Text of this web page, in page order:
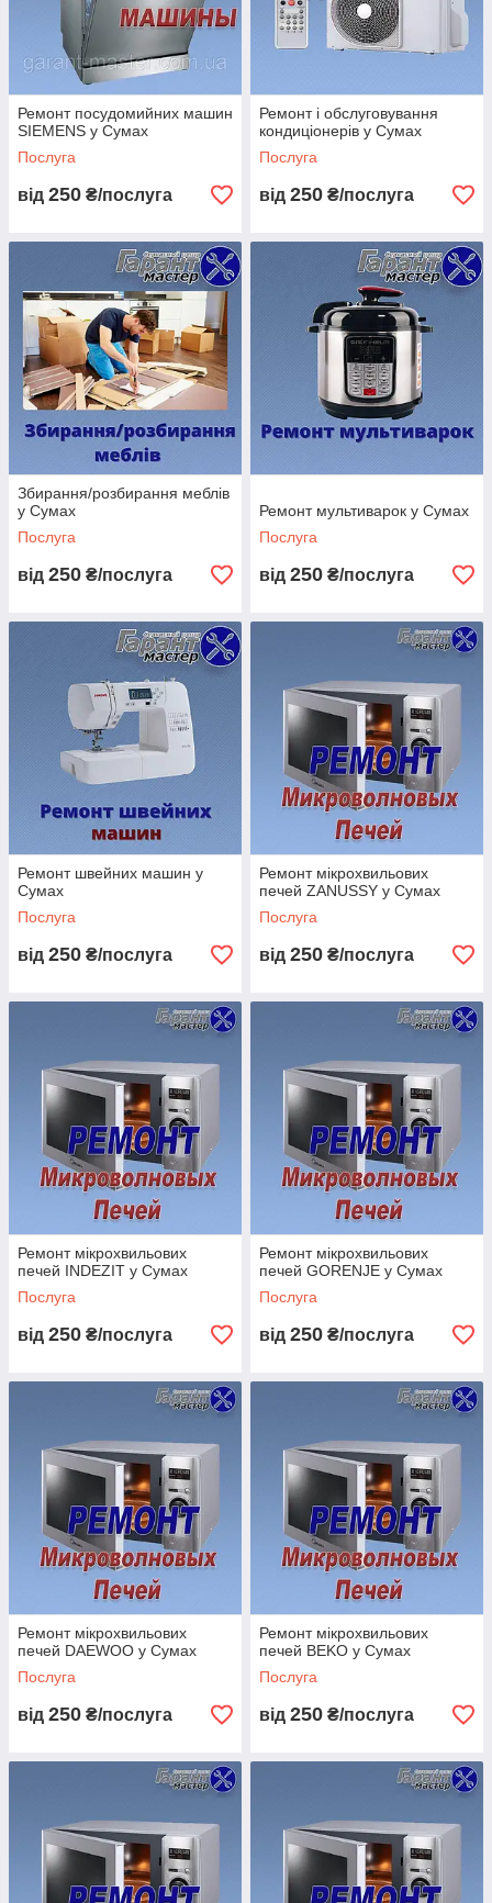
Ремонт посудомийних машин
SIEMENS у Сумах
Послуга
від 250 ₴/послуга
Ремонт і обслуговування
кондиціонерів у Сумах
Послуга
від 250 ₴/послуга
Збирання/розбирання меблів
у Сумах
Послуга
від 250 ₴/послуга
Ремонт мультиварок у Сумах
Послуга
від 250 ₴/послуга
Ремонт швейних машин у
Сумах
Послуга
від 250 ₴/послуга
Ремонт мікрохвильових
печей ZANUSSY у Сумах
Послуга
від 250 ₴/послуга
Ремонт мікрохвильових
печей INDEZIT у Сумах
Послуга
від 250 ₴/послуга
Ремонт мікрохвильових
печей GORENJE у Сумах
Послуга
від 250 ₴/послуга
Ремонт мікрохвильових
печей DAEWOO у Сумах
Послуга
від 250 ₴/послуга
Ремонт мікрохвильових
печей BEKO у Сумах
Послуга
від 250 ₴/послуга